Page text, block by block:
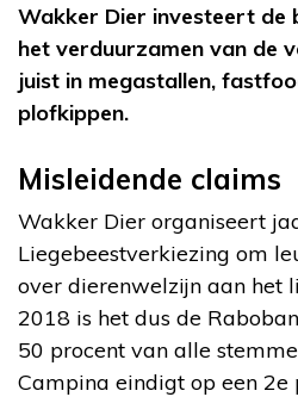
Wakker Dier investeert de
het verduurzamen van de
juist in megastallen,
plofkippen.
Misleidende claims
Wakker Dier organiseert
Liegebeestverkiezing om
over dierenwelzijn aan het
2018 is het dus de
50 procent van alle
Campina eindigt op een 2e